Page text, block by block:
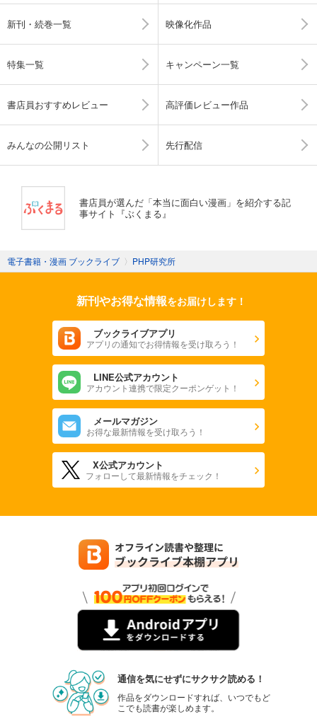
新刊・続巻一覧 映像化作品
特集一覧 キャンペーン一覧
書店員おすすめレビュー 高評価レビュー作品
みんなの公開リスト 先行配信
書店員が選んだ「本当に面白い漫画」を紹介する記
事サイト『ぶくまる』
電子書籍・漫画 ブックライブ 〉 PHP研究所
新刊やお得な情報をお届けします！
ブックライブアプリ
アプリの通知でお得情報を受け取ろう！
LINE公式アカウント
アカウント連携で限定クーポンゲット！
メールマガジン
お得な最新情報を受け取ろう！
X公式アカウント
フォローして最新情報をチェック！
通信を気にせずにサクサク読める！
作品をダウンロードすれば、いつでもど
こでも読書が楽しめます。